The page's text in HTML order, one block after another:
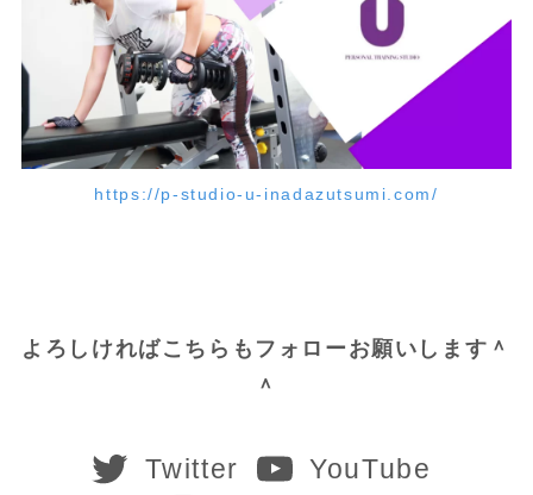
https://p-studio-u-inadazutsumi.com/
よろしければこちらもフォローお願いします＾
＾
Twitter
YouTube